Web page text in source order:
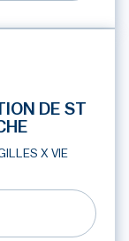
DE ST
X VIE